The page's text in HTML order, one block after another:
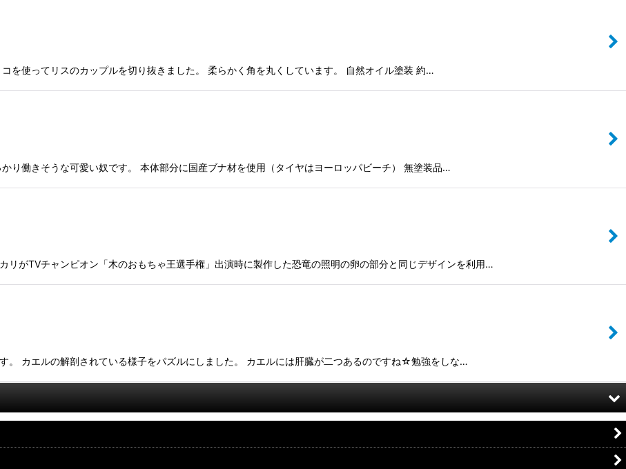
を使ってリスのカップルを切り抜きました。 柔らかく角を丸くしています。 自然オイル塗装 約…
り働きそうな可愛い奴です。 本体部分に国産ブナ材を使用（タイヤはヨーロッパビーチ） 無塗装品…
リがTVチャンピオン「木のおもちゃ王選手権」出演時に製作した恐竜の照明の卵の部分と同じデザインを利用…
。 カエルの解剖されている様子をパズルにしました。 カエルには肝臓が二つあるのですね☆勉強をしな…